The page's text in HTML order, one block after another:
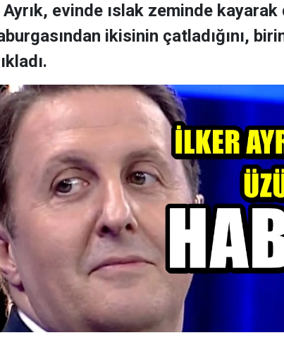
evinde ıslak zeminde kayarak
ikisinin çatladığını,